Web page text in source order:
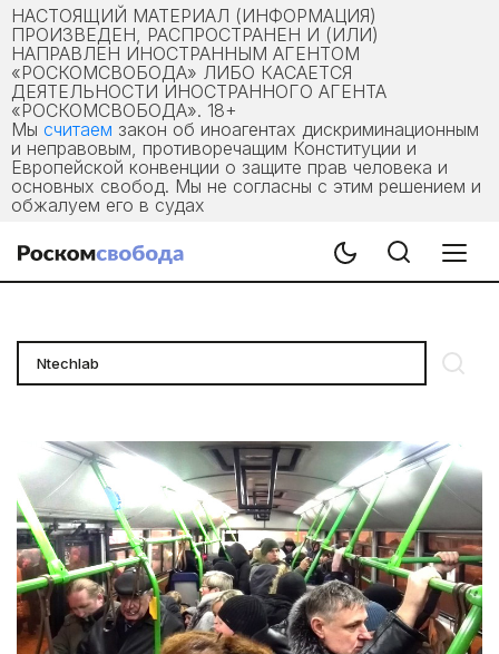
НАСТОЯЩИЙ МАТЕРИАЛ (ИНФОРМАЦИЯ)
ПРОИЗВЕДЕН, РАСПРОСТРАНЕН И (ИЛИ)
НАПРАВЛЕН ИНОСТРАННЫМ АГЕНТОМ
«РОСКОМСВОБОДА» ЛИБО КАСАЕТСЯ
ДЕЯТЕЛЬНОСТИ ИНОСТРАННОГО АГЕНТА
«РОСКОМСВОБОДА». 18+
Мы считаем закон об иноагентах дискриминационным
и неправовым, противоречащим Конституции и
Европейской конвенции о защите прав человека и
основных свобод. Мы не согласны с этим решением и
обжалуем его в судах